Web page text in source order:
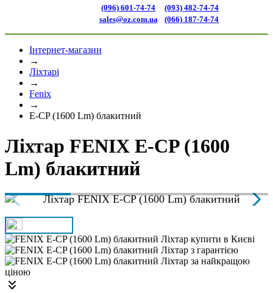
(096) 601-74-74
sales@oz.com.ua
(093) 482-74-74
(066) 187-74-74
Інтернет-магазин
→
Ліхтарі
→
Fenix
→
E-CP (1600 Lm) блакитний
Ліхтар FENIX E-CP (1600
Lm) блакитний